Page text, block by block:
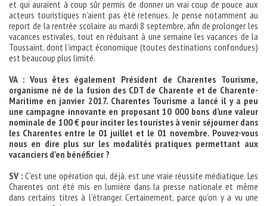
et qui auraient à coup sûr permis de donner un vrai coup de pouce aux
acteurs touristiques n’aient pas été retenues. Je pense notamment au
report de la rentrée scolaire au mardi 8 septembre, afin de prolonger les
vacances estivales, tout en réduisant à une semaine les vacances de la
Toussaint, dont l’impact économique (toutes destinations confondues)
est beaucoup plus limité.
VA : Vous êtes également Président de Charentes Tourisme,
organisme né de la fusion des CDT de Charente et de Charente-
Maritime en janvier 2017. Charentes Tourisme a lancé il y a peu
une campagne innovante en proposant 10 000 bons d’une valeur
nominale de 100 € pour inciter les touristes à venir séjourner dans
les Charentes entre le 01 juillet et le 01 novembre. Pouvez-vous
nous en dire plus sur les modalités pratiques permettant aux
vacanciers d’en bénéficier ?
SV : C’est une opération qui, déjà, est une vraie réussite médiatique. Les
Charentes ont été mis en lumière dans la presse nationale et même
dans certains titres à l’étranger. Certainement, parce qu’on y a vu une